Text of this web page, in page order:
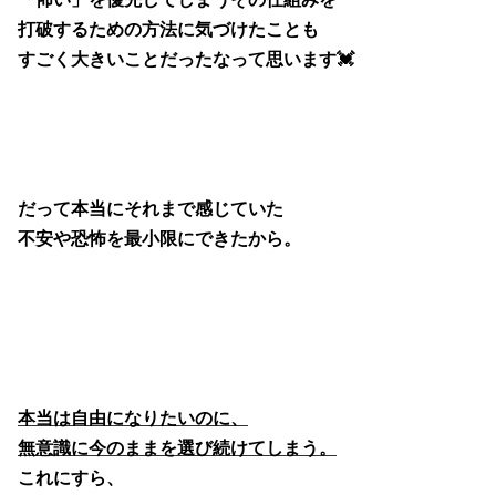
打破するための方法に気づけたことも
すごく大きいことだったなって思います💓
だって本当にそれまで感じていた
不安や恐怖を最小限にできたから。
本当は自由になりたいのに、
無意識に今のままを選び続けてしまう。
これにすら、